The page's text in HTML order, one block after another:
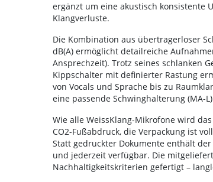
ergänzt um eine akustisch konsistente
Klangverluste.
Die Kombination aus übertragerloser
dB(A) ermöglicht detailreiche
Ansprechzeit). Trotz seines schlanken
Kippschalter mit definierter Rastung
von Vocals und Sprache bis zu
eine passende Schwinghalterung (MA-
Wie alle WeissKlang-Mikrofone wird
CO2-Fußabdruck, die Verpackung ist
Statt gedruckter Dokumente enthält
und jederzeit verfügbar. Die
Nachhaltigkeitskriterien gefertigt –